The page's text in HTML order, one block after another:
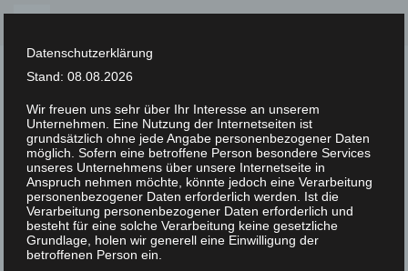
Skip
content
XLAB STIFTUNG
UNCATEGORIZED / 20. MÄRZ 2023
DSC07667
Datenschutzerklärung
Stand: 08.08.2026
Wir freuen uns sehr über Ihr Interesse an unserem
Unternehmen. Eine Nutzung der Internetseiten ist
grundsätzlich ohne jede Angabe personenbezogener Daten
möglich. Sofern eine betroffene Person besondere Services
unseres Unternehmens über unsere Internetseite in
Anspruch nehmen möchte, könnte jedoch eine Verarbeitung
personenbezogener Daten erforderlich werden. Ist die
Verarbeitung personenbezogener Daten erforderlich und
besteht für eine solche Verarbeitung keine gesetzliche
Grundlage, holen wir generell eine Einwilligung der
betroffenen Person ein.